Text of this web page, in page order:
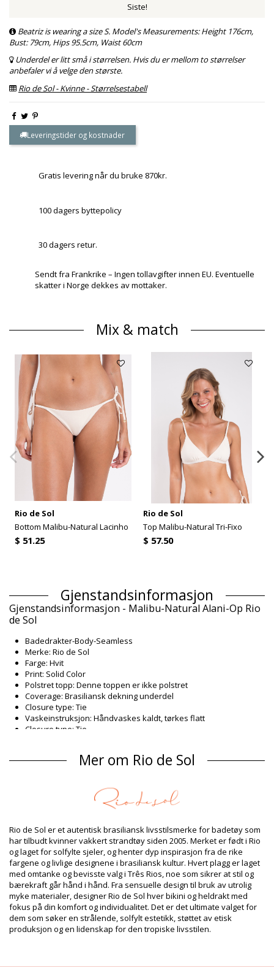
Siste!
Beatriz is wearing a size S. Model's Measurements: Height 176cm,
Bust: 79cm, Hips 95.5cm, Waist 60cm
Underdel er litt små i størrelsen. Hvis du er mellom to størrelser
anbefaler vi å velge den største.
Rio de Sol - Kvinne - Størrelsestabell
Leveringstider og kostnader
Gratis levering når du bruke 870kr.
100 dagers byttepolicy
30 dagers retur.
Sendt fra Frankrike – Ingen tollavgifter innen EU. Eventuelle
skatter i Norge dekkes av mottaker.
Mix & match
Rio de Sol
Bottom Malibu-Natural Lacinho
$ 51.25
Rio de Sol
Top Malibu-Natural Tri-Fixo
$ 57.50
Gjenstandsinformasjon
Gjenstandsinformasjon - Malibu-Natural Alani-Op Rio
de Sol
Badedrakter-Body-Seamless
Merke: Rio de Sol
Farge: Hvit
Print: Solid Color
Polstret topp: Denne toppen er ikke polstret
Coverage: Brasiliansk dekning underdel
Closure type: Tie
Vaskeinstruksjon: Håndvaskes kaldt, tørkes flatt
Closure type: Tie
Badedrakter Hvit Rio de Sol SPRING
Sammensetning: 84% Biodegradable Nylon (AMNI SOUL ECO),
16% Spandex (LYCRA) - OEKO-TEX - Chlorine Resistant
Fôr: 84% Biodegradable Nylon (AMNI SOUL ECO), 16% Spandex
(LYCRA) - OEKO-TEX - Chlorine Resistant
UV Protection: UPF 50+
Produkt informasjon
Avdeling: Dame, Badedrakter
Pakken inneholder: 1 x Badedrakter (Annet tilbehør er ikke
inkludert)
HS CODE: 6112.41.0010
SKU: 1981127161
EAN: XS (7899810463319), S (7899810463326), M (7899810463333),
L (7899810463340), XL (7899810463357)
Mer om Rio de Sol
Rio de Sol er et autentisk brasiliansk livsstilsmerke for badetøy som
har tilbudt kvinner vakkert strandtøy siden 2005. Merket er født i Rio
og laget for solfylte sjeler, og henter dyp inspirasjon fra de rike
fargene og livlige designene i brasiliansk kultur. Hvert plagg er laget
med omtanke og bevisste valg i Três Rios, noe som sikrer at stil og
bærekraft går hånd i hånd. Fra sensuelle design til bruk av utrolig
myke materialer, designer Rio de Sol hver bikini og heldrakt med
fokus på din komfort og individualitet. Det er det ultimate valget for
dem som søker en strålende, solfylt estetikk, støttet av etisk
produksjon og en lidenskap for den tropiske livsstilen.